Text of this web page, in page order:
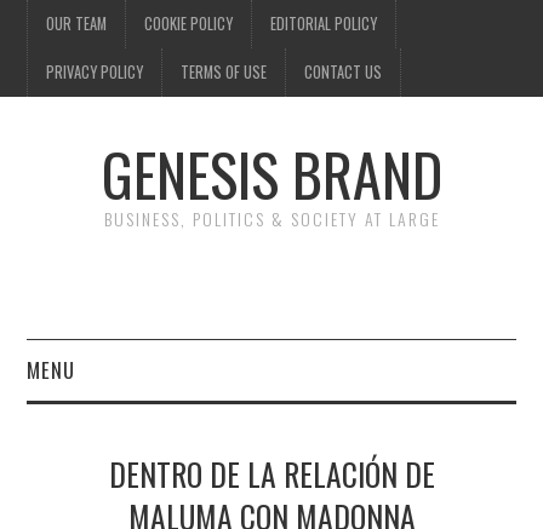
OUR TEAM COOKIE POLICY EDITORIAL POLICY
PRIVACY POLICY TERMS OF USE CONTACT US
GENESIS BRAND
BUSINESS, POLITICS & SOCIETY AT LARGE
MENU
FINANCEDENTRO DE LA RELACIÓN DE
MALUMA CON MADONNA